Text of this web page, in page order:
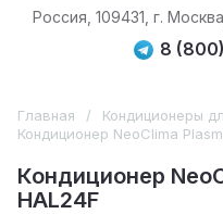
Россия, 109431, г.
8
Главная / Кондиционеры
Кондиционер NeoClima
Кондиционер
HAL24F